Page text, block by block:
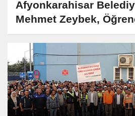
Afyonkarahisar
Mehmet Zeybek,
Söyleşide Buluştu